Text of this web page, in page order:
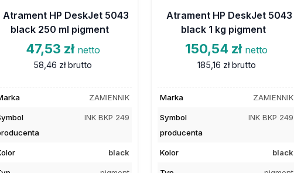
Atrament HP DeskJet 5043
black 250 ml pigment
47,53 zł netto
58,46 zł brutto
ZAMIENNIK
INK BKP 249
black
Atrament HP DeskJet 5043
black 1 kg pigment
150,54 zł netto
185,16 zł brutto
Marka ZAMIENNIK
Symbol
producenta
INK BKP 249
Kolor black